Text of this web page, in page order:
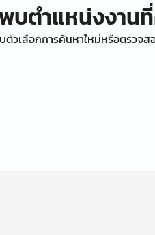
บตำแหน่งงา
ตัวเลือกการค้นหาใหม่หรือตรวจ